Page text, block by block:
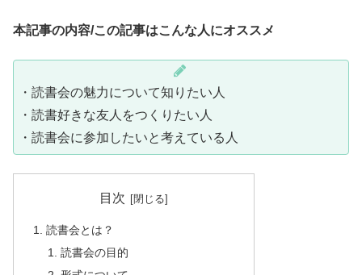
本記事の内容/この記事はこんな人にオススメ
・読書会の魅力について知りたい人
・読書好きな友人をつくりたい人
・読書会に参加したいと考えている人
目次
読書会とは？
読書会の目的